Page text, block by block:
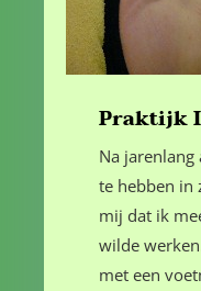
Praktijk
Na
te hebben in
mij dat ik
wilde
met een